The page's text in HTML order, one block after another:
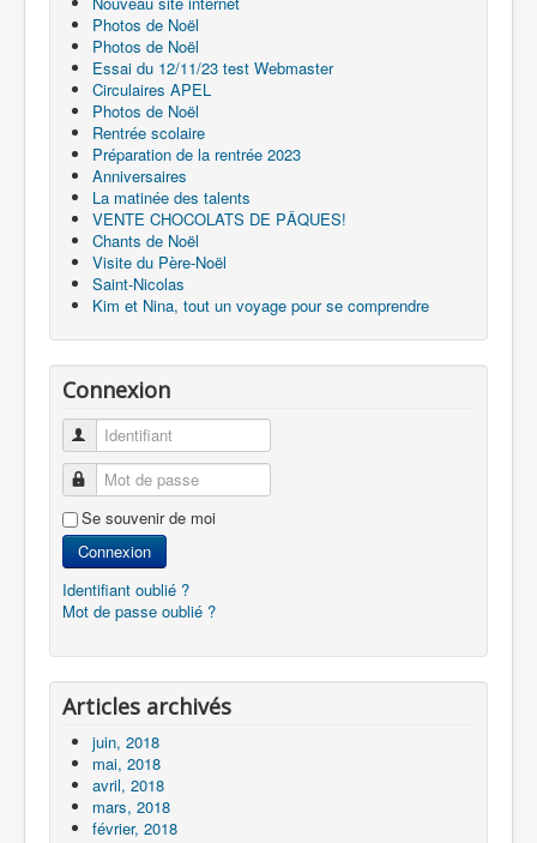
Photos de Noël
Photos de Noël
Essai du 12/11/23 test Webmaster
Circulaires APEL
Photos de Noël
Rentrée scolaire
Préparation de la rentrée 2023
Anniversaires
La matinée des talents
VENTE CHOCOLATS DE PÂQUES!
Chants de Noël
Visite du Père-Noël
Saint-Nicolas
Kim et Nina, tout un voyage pour se comprendre
Connexion
Identifiant
Mot de passe
Se souvenir de moi
Connexion
Identifiant oublié ?
Mot de passe oublié ?
Articles archivés
juin, 2018
mai, 2018
avril, 2018
mars, 2018
février, 2018